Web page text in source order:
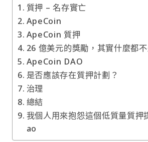
質押 – 名存實亡
ApeCoin
ApeCoin 質押
26 億美元的獎勵，其實什麼都
ApeCoin DAO
是否應該存在質押計劃？
治理
總結
我個人用來抱怨這個低質量質押
ao